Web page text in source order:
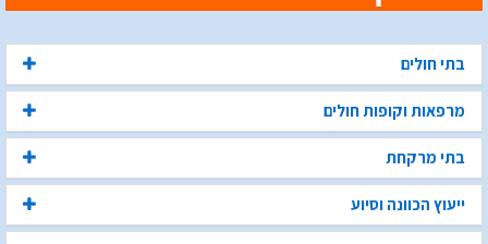
בתי חולים
מרפאות וקופות חולים
בתי מרקחת
ייעוץ הכוונה וסיוע